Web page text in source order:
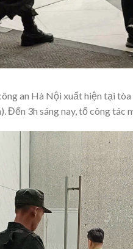
an Hà Nội xuất hiện tại
Đến 3h sáng nay, tổ công tác